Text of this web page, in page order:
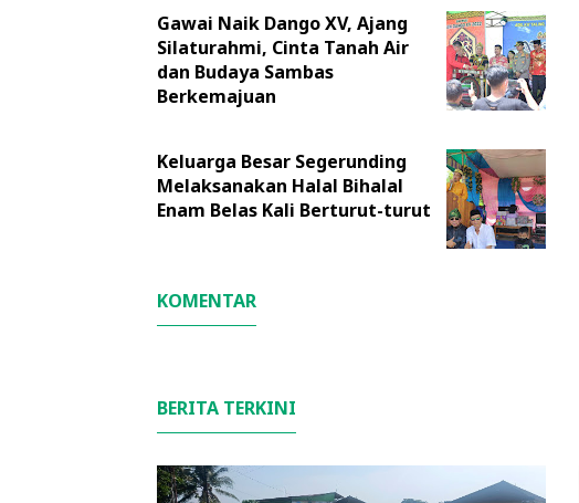
Gawai Naik Dango XV, Ajang
Silaturahmi, Cinta Tanah Air
dan Budaya Sambas
Berkemajuan
Keluarga Besar Segerunding
Melaksanakan Halal Bihalal
Enam Belas Kali Berturut-turut
KOMENTAR
BERITA TERKINI